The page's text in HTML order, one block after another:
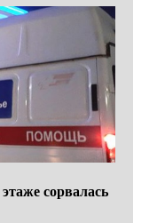
сорвалась